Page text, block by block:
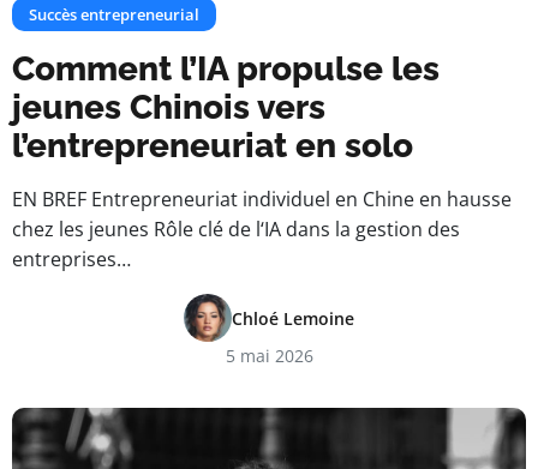
Succès entrepreneurial
Comment l’IA propulse les
jeunes Chinois vers
l’entrepreneuriat en solo
EN BREF Entrepreneuriat individuel en Chine en hausse
chez les jeunes Rôle clé de l‘IA dans la gestion des
entreprises…
Chloé Lemoine
5 mai 2026